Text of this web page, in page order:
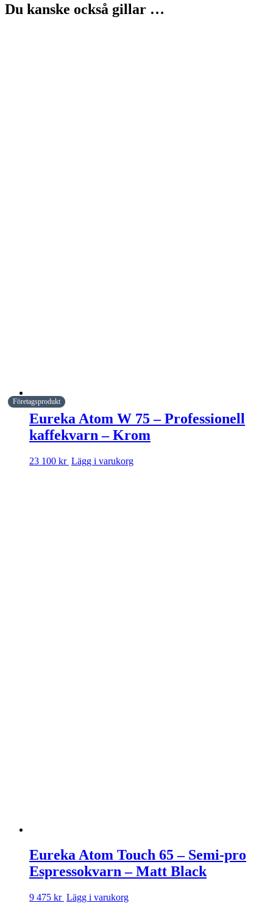
Du kanske också gillar …
Företagsprodukt
Eureka Atom W 75 – Professionell
kaffekvarn – Krom
23 100 kr Lägg i varukorg
Eureka Atom Touch 65 – Semi-pro
Espressokvarn – Matt Black
9 475 kr Lägg i varukorg